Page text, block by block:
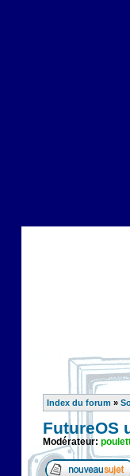
Index du forum »
FutureOS
Modérateur: